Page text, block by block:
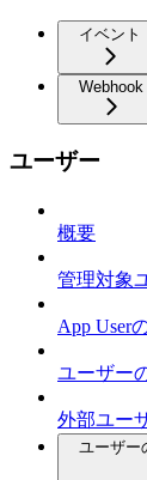
イベント
Webhook
ユーザー
概要
管理対象
App User
ユーザー
外部ユー
ユーザー